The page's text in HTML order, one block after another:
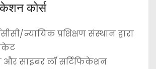
कोर्स
न्यायिक प्रशिक्षण संस्थान द्वारा
और साइबर लॉ सर्टिफिकेशन